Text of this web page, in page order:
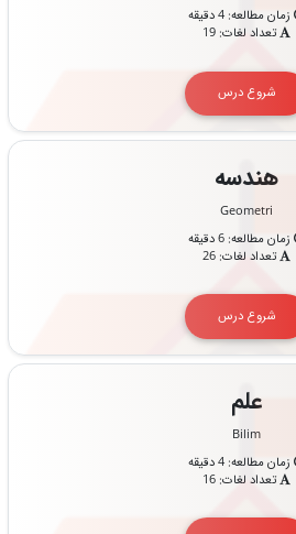
زمان مطالعه: 4 دقیقه
تعداد لغات: 19
شروع درس
هندسه
Geometri
زمان مطالعه: 6 دقیقه
تعداد لغات: 26
شروع درس
علم
Bilim
زمان مطالعه: 4 دقیقه
تعداد لغات: 16